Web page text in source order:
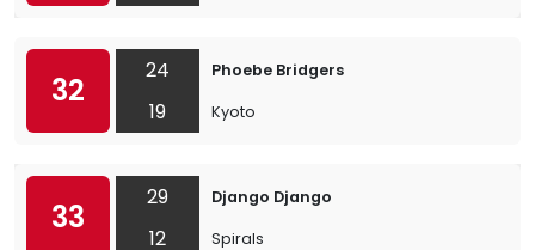
32
24
19
Phoebe Bridgers
Kyoto
33
29
12
Django Django
Spirals